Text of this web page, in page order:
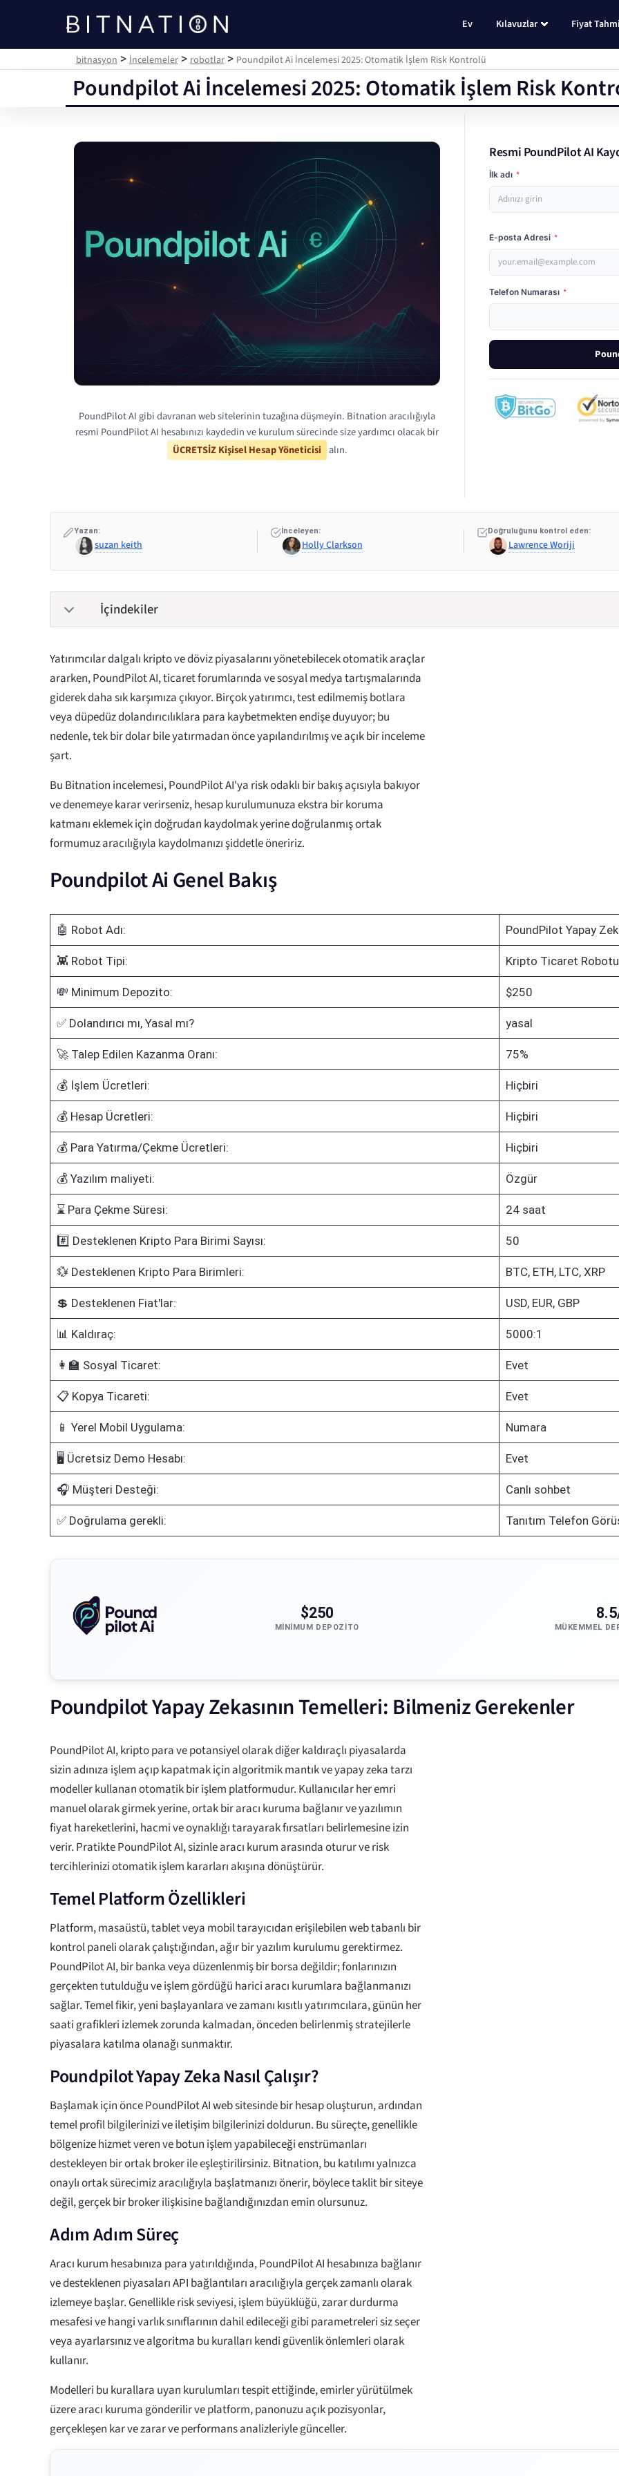
bitnasyon
Ev Kılavuzlar Fiyat
bitnasyon >İncelemeler>robotlar> Poundpilot Ai İncelemesi 2025: Otomatik İşlem Risk Kontrolü
Poundpilot Ai İncelemesi 2025: Otomatik İşlem Risk
PoundPilot AI gibi davranan web sitelerinin tuzağına düşmeyin. Bitnation aracılığıyla
resmi PoundPilot AI hesabınızı kaydedin ve kurulum sürecinde size yardımcı olacak bir
ÜCRETSİZ Kişisel Hesap Yöneticisi alın.
Resmi PoundPilot AI
İlk adı *
E-posta Adresi *
Telefon Numarası *
Yazan:
suzan keith
İnceleyen:
Holly Clarkson
Doğruluğunu kontrol eden:
Lawrence Woriji
İçindekiler
Yatırımcılar dalgalı kripto ve döviz piyasalarını yönetebilecek otomatik araçlar
ararken, PoundPilot AI, ticaret forumlarında ve sosyal medya tartışmalarında
giderek daha sık karşımıza çıkıyor. Birçok yatırımcı, test edilmemiş botlara
veya düpedüz dolandırıcılıklara para kaybetmekten endişe duyuyor; bu
nedenle, tek bir dolar bile yatırmadan önce yapılandırılmış ve açık bir inceleme
şart.
Bu Bitnation incelemesi, PoundPilot AI'ya risk odaklı bir bakış açısıyla bakıyor
ve denemeye karar verirseniz, hesap kurulumunuza ekstra bir koruma
katmanı eklemek için doğrudan kaydolmak yerine doğrulanmış ortak
formumuz aracılığıyla kaydolmanızı şiddetle öneririz.
Poundpilot Ai Genel Bakış
🤖 Robot Adı: PoundPilot Yapay
👾 Robot Tipi: Kripto Ticaret Robotu
💸 Minimum Depozito: $250
✅ Dolandırıcı mı, Yasal mı? yasal
🚀 Talep Edilen Kazanma Oranı: 75%
💰 İşlem Ücretleri: Hiçbiri
💰 Hesap Ücretleri: Hiçbiri
💰 Para Yatırma/Çekme Ücretleri: Hiçbiri
💰 Yazılım maliyeti: Özgür
⌛ Para Çekme Süresi: 24 saat
#️⃣ Desteklenen Kripto Para Birimi Sayısı: 50
💱 Desteklenen Kripto Para Birimleri: BTC, ETH, LTC, XRP
💲 Desteklenen Fiat'lar: USD, EUR, GBP
📊 Kaldıraç: 5000:1
👩‍🏫 Sosyal Ticaret: Evet
📋 Kopya Ticareti: Evet
📱 Yerel Mobil Uygulama: Numara
🖥️ Ücretsiz Demo Hesabı: Evet
🎧 Müşteri Desteği: Canlı sohbet
✅ Doğrulama gerekli: Tanıtım Telefon
$250
MINIMUM DEPOZITO MÜKEMMEL
Poundpilot Yapay Zekasının Temelleri: Bilmeniz Gerekenler
PoundPilot AI, kripto para ve potansiyel olarak diğer kaldıraçlı piyasalarda
sizin adınıza işlem açıp kapatmak için algoritmik mantık ve yapay zeka tarzı
modeller kullanan otomatik bir işlem platformudur. Kullanıcılar her emri
manuel olarak girmek yerine, ortak bir aracı kuruma bağlanır ve yazılımın
fiyat hareketlerini, hacmi ve oynaklığı tarayarak fırsatları belirlemesine izin
verir. Pratikte PoundPilot AI, sizinle aracı kurum arasında oturur ve risk
tercihlerinizi otomatik işlem kararları akışına dönüştürür.
Temel Platform Özellikleri
Platform, masaüstü, tablet veya mobil tarayıcıdan erişilebilen web tabanlı bir
kontrol paneli olarak çalıştığından, ağır bir yazılım kurulumu gerektirmez.
PoundPilot AI, bir banka veya düzenlenmiş bir borsa değildir; fonlarınızın
gerçekten tutulduğu ve işlem gördüğü harici aracı kurumlara bağlanmanızı
sağlar. Temel fikir, yeni başlayanlara ve zamanı kısıtlı yatırımcılara, günün her
saati grafikleri izlemek zorunda kalmadan, önceden belirlenmiş stratejilerle
piyasalara katılma olanağı sunmaktır.
Poundpilot Yapay Zeka Nasıl Çalışır?
Başlamak için önce PoundPilot AI web sitesinde bir hesap oluşturun, ardından
temel profil bilgilerinizi ve iletişim bilgilerinizi doldurun. Bu süreçte, genellikle
bölgenize hizmet veren ve botun işlem yapabileceği enstrümanları
destekleyen bir ortak broker ile eşleştirilirsiniz. Bitnation, bu katılımı yalnızca
onaylı ortak sürecimiz aracılığıyla başlatmanızı önerir, böylece taklit bir siteye
değil, gerçek bir broker ilişkisine bağlandığınızdan emin olursunuz.
Adım Adım Süreç
Aracı kurum hesabınıza para yatırıldığında, PoundPilot AI hesabınıza bağlanır
ve desteklenen piyasaları API bağlantıları aracılığıyla gerçek zamanlı olarak
izlemeye başlar. Genellikle risk seviyesi, işlem büyüklüğü, zarar durdurma
mesafesi ve hangi varlık sınıflarının dahil edileceği gibi parametreleri siz seçer
veya ayarlarsınız ve algoritma bu kuralları kendi güvenlik önlemleri olarak
kullanır.
Modelleri bu kurallara uyan kurulumları tespit ettiğinde, emirler yürütülmek
üzere aracı kuruma gönderilir ve platform, panonuzu açık pozisyonlar,
gerçekleşen kar ve zarar ve performans analizleriyle günceller.